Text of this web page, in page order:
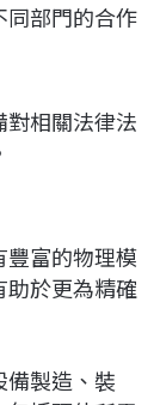
同部門的合作
相關法律法
豐富的物理模
助於更為精確
備製造、裝